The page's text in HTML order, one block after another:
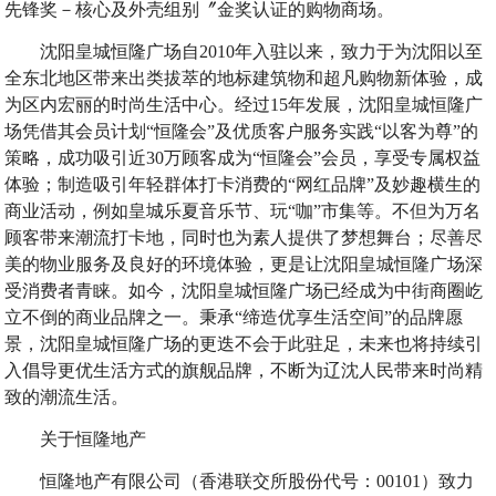
先锋奖－核心及外壳组别〞金奖认证的购物商场。
沈阳皇城恒隆广场自2010年入驻以来，致力于为沈阳以至
全东北地区带来出类拔萃的地标建筑物和超凡购物新体验，成
为区内宏丽的时尚生活中心。经过15年发展，沈阳皇城恒隆广
场凭借其会员计划“恒隆会”及优质客户服务实践“以客为尊”的
策略，成功吸引近30万顾客成为“恒隆会”会员，享受专属权益
体验；制造吸引年轻群体打卡消费的“网红品牌”及妙趣横生的
商业活动，例如皇城乐夏音乐节、玩“咖”市集等。不但为万名
顾客带来潮流打卡地，同时也为素人提供了梦想舞台；尽善尽
美的物业服务及良好的环境体验，更是让沈阳皇城恒隆广场深
受消费者青睐。如今，沈阳皇城恒隆广场已经成为中街商圈屹
立不倒的商业品牌之一。秉承“缔造优享生活空间”的品牌愿
景，沈阳皇城恒隆广场的更迭不会于此驻足，未来也将持续引
入倡导更优生活方式的旗舰品牌，不断为辽沈人民带来时尚精
致的潮流生活。
关于恒隆地产
恒隆地产有限公司（香港联交所股份代号：00101）致力